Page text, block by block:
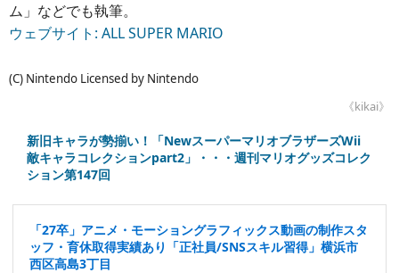
ム」などでも執筆。
ウェブサイト: ALL SUPER MARIO
(C) Nintendo Licensed by Nintendo
《kikai》
新旧キャラが勢揃い！「NewスーパーマリオブラザーズWii
敵キャラコレクションpart2」・・・週刊マリオグッズコレク
ション第147回
「27卒」アニメ・モーショングラフィックス動画の制作スタ
ッフ・育休取得実績あり「正社員/SNSスキル習得」横浜市
西区高島3丁目